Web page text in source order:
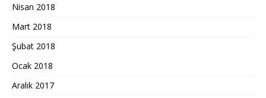
Nisan 2018
Mart 2018
Şubat 2018
Ocak 2018
Aralık 2017